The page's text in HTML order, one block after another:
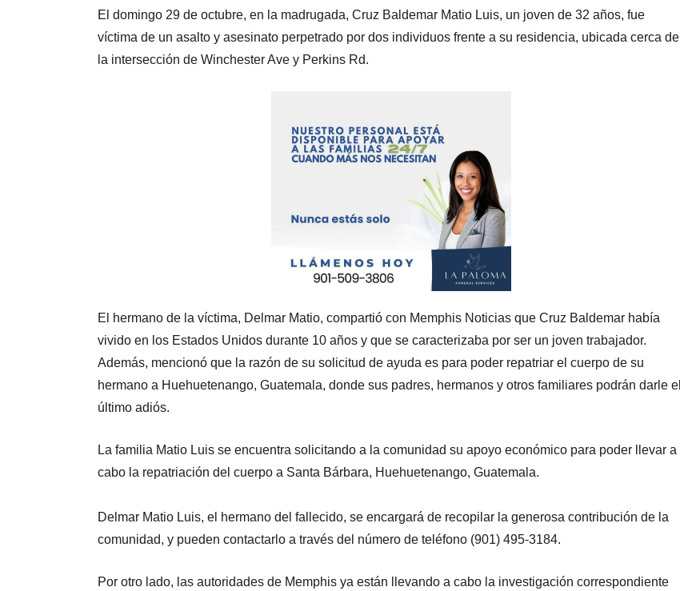
El domingo 29 de octubre, en la madrugada, Cruz Baldemar Matio Luis, un joven de 32 años, fue
víctima de un asalto y asesinato perpetrado por dos individuos frente a su residencia, ubicada cerca de
la intersección de Winchester Ave y Perkins Rd.
El hermano de la víctima, Delmar Matio, compartió con Memphis Noticias que Cruz Baldemar había
vivido en los Estados Unidos durante 10 años y que se caracterizaba por ser un joven trabajador.
Además, mencionó que la razón de su solicitud de ayuda es para poder repatriar el cuerpo de su
hermano a Huehuetenango, Guatemala, donde sus padres, hermanos y otros familiares podrán darle el
último adiós.
La familia Matio Luis se encuentra solicitando a la comunidad su apoyo económico para poder llevar a
cabo la repatriación del cuerpo a Santa Bárbara, Huehuetenango, Guatemala.
Delmar Matio Luis, el hermano del fallecido, se encargará de recopilar la generosa contribución de la
comunidad, y pueden contactarlo a través del número de teléfono (901) 495-3184.
Por otro lado, las autoridades de Memphis ya están llevando a cabo la investigación correspondiente